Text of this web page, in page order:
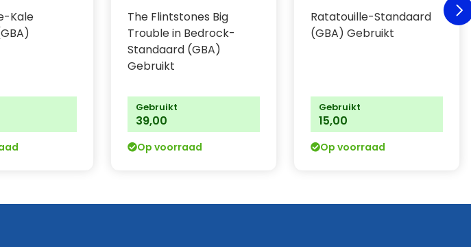
Kale
The Flintstones Big
Trouble in Bedrock-
Standaard (GBA)
Gebruikt
Gebruikt
39,00
Op voorraad
Ratatouille-Standaard
(GBA) Gebruikt
Gebruikt
15,00
Op voorraad